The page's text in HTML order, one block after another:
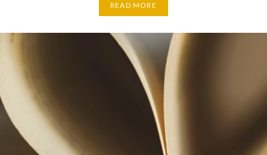
READ MORE